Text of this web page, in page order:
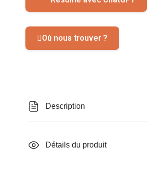
Où nous trouver ?
Description
Détails du produit